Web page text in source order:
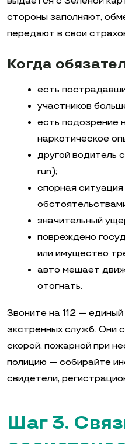
стороны заполняют,
передают в свои
Когда
есть
участников
есть подозрение
наркотическое
другой водитель
run);
спорная
значительный
повреждено
или имущество
авто мешает
отогнать.
Звоните на 112 —
экстренных служб. Они
скорой, пожарной при
полицию — собирайте
свидетели,
Шаг 3.